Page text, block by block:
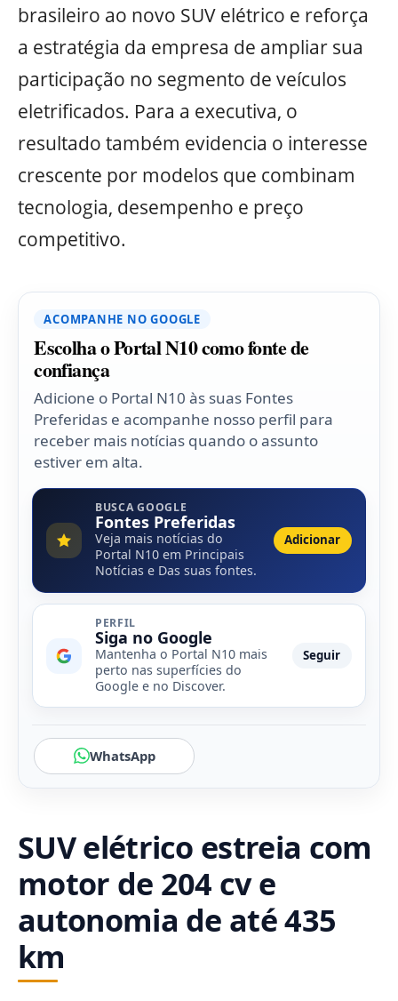
brasileiro ao novo SUV elétrico e reforça
a estratégia da empresa de ampliar sua
participação no segmento de veículos
eletrificados. Para a executiva, o
resultado também evidencia o interesse
crescente por modelos que combinam
tecnologia, desempenho e preço
competitivo.
ACOMPANHE NO GOOGLE
Escolha o Portal N10 como fonte de
confiança
Adicione o Portal N10 às suas Fontes
Preferidas e acompanhe nosso perfil para
receber mais notícias quando o assunto
estiver em alta.
BUSCA GOOGLE
Fontes Preferidas
Veja mais notícias do
Portal N10 em Principais
Notícias e Das suas fontes.
Adicionar
PERFIL
Siga no Google
Mantenha o Portal N10 mais
perto nas superfícies do
Google e no Discover.
Seguir
WhatsApp
SUV elétrico estreia com
motor de 204 cv e
autonomia de até 435
km